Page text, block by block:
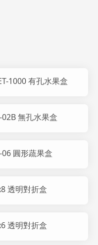
1000 有孔水果盒
02B 無孔水果盒
06 圓形蔬果盒
透明對折盒
透明對折盒